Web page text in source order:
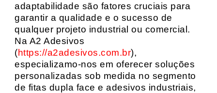
adaptabilidade são fatores cruciais para
garantir a qualidade e o sucesso de
qualquer projeto industrial ou comercial.
Na A2 Adesivos
(https://a2adesivos.com.br),
especializamo-nos em oferecer soluções
personalizadas sob medida no segmento
de fitas dupla face e adesivos industriais,